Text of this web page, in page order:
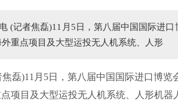
者焦磊)11月5日，第八届中国国际进口
重点项目及大型运投无人机系统、人形
)11月5日，第八届中国国际进口博览
项目及大型运投无人机系统、人形机